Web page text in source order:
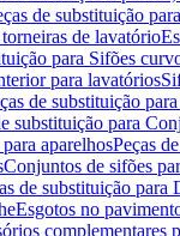
de substituição
de lavatório
para Sifões
para lavatórios
de substituição
substituição para
aparelhosPeças
Conjuntos de sifões
de substituição para
Esgotos no